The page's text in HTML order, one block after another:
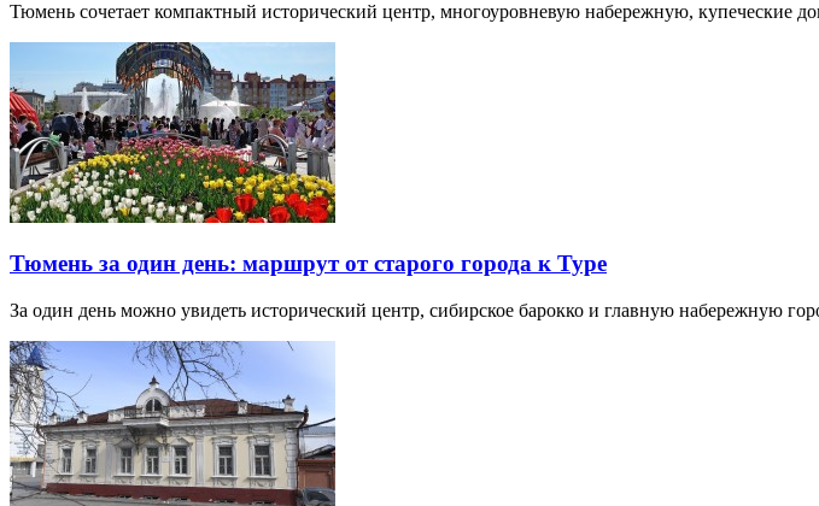
Тюмень сочетает компактный исторический центр, многоуровневую набережную, купеческие
Тюмень за один день: маршрут от старого города к Туре
За один день можно увидеть исторический центр, сибирское барокко и главную набережную